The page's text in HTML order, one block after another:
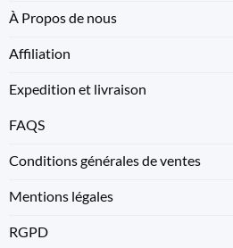
À Propos de nous
Affiliation
Expedition et livraison
FAQS
Conditions générales de ventes
Mentions légales
RGPD